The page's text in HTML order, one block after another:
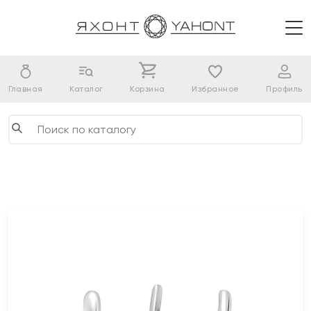
Главная Каталог Корзина Избранное Профиль